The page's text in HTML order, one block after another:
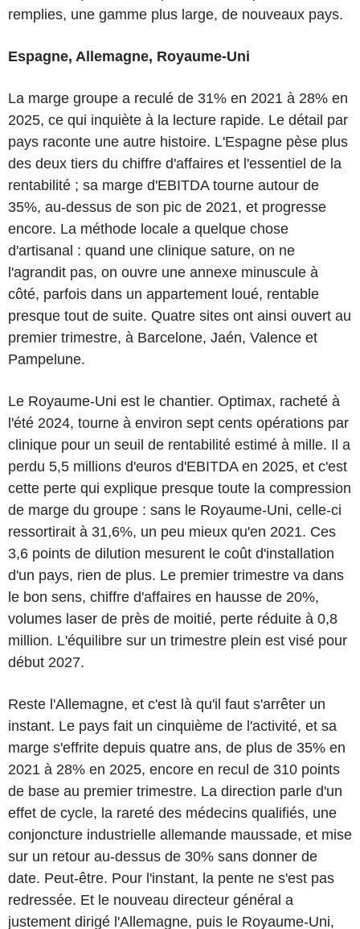
remplies, une gamme plus large, de nouveaux pays.
Espagne, Allemagne, Royaume-Uni
La marge groupe a reculé de 31% en 2021 à 28% en
2025, ce qui inquiète à la lecture rapide. Le détail par
pays raconte une autre histoire. L'Espagne pèse plus
des deux tiers du chiffre d'affaires et l'essentiel de la
rentabilité ; sa marge d'EBITDA tourne autour de
35%, au-dessus de son pic de 2021, et progresse
encore. La méthode locale a quelque chose
d'artisanal : quand une clinique sature, on ne
l'agrandit pas, on ouvre une annexe minuscule à
côté, parfois dans un appartement loué, rentable
presque tout de suite. Quatre sites ont ainsi ouvert au
premier trimestre, à Barcelone, Jaén, Valence et
Pampelune.
Le Royaume-Uni est le chantier. Optimax, racheté à
l'été 2024, tourne à environ sept cents opérations par
clinique pour un seuil de rentabilité estimé à mille. Il a
perdu 5,5 millions d'euros d'EBITDA en 2025, et c'est
cette perte qui explique presque toute la compression
de marge du groupe : sans le Royaume-Uni, celle-ci
ressortirait à 31,6%, un peu mieux qu'en 2021. Ces
3,6 points de dilution mesurent le coût d'installation
d'un pays, rien de plus. Le premier trimestre va dans
le bon sens, chiffre d'affaires en hausse de 20%,
volumes laser de près de moitié, perte réduite à 0,8
million. L'équilibre sur un trimestre plein est visé pour
début 2027.
Reste l'Allemagne, et c'est là qu'il faut s'arrêter un
instant. Le pays fait un cinquième de l'activité, et sa
marge s'effrite depuis quatre ans, de plus de 35% en
2021 à 28% en 2025, encore en recul de 310 points
de base au premier trimestre. La direction parle d'un
effet de cycle, la rareté des médecins qualifiés, une
conjoncture industrielle allemande maussade, et mise
sur un retour au-dessus de 30% sans donner de
date. Peut-être. Pour l'instant, la pente ne s'est pas
redressée. Et le nouveau directeur général a
justement dirigé l'Allemagne, puis le Royaume-Uni,